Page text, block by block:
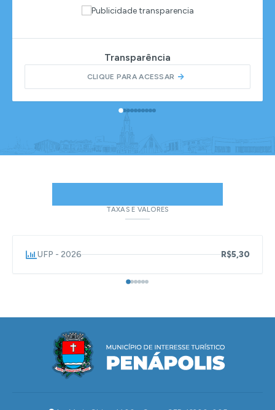
Transparência
CLIQUE PARA ACESSAR
TAXAS E VALORES
UFP - 2026 R$5,30